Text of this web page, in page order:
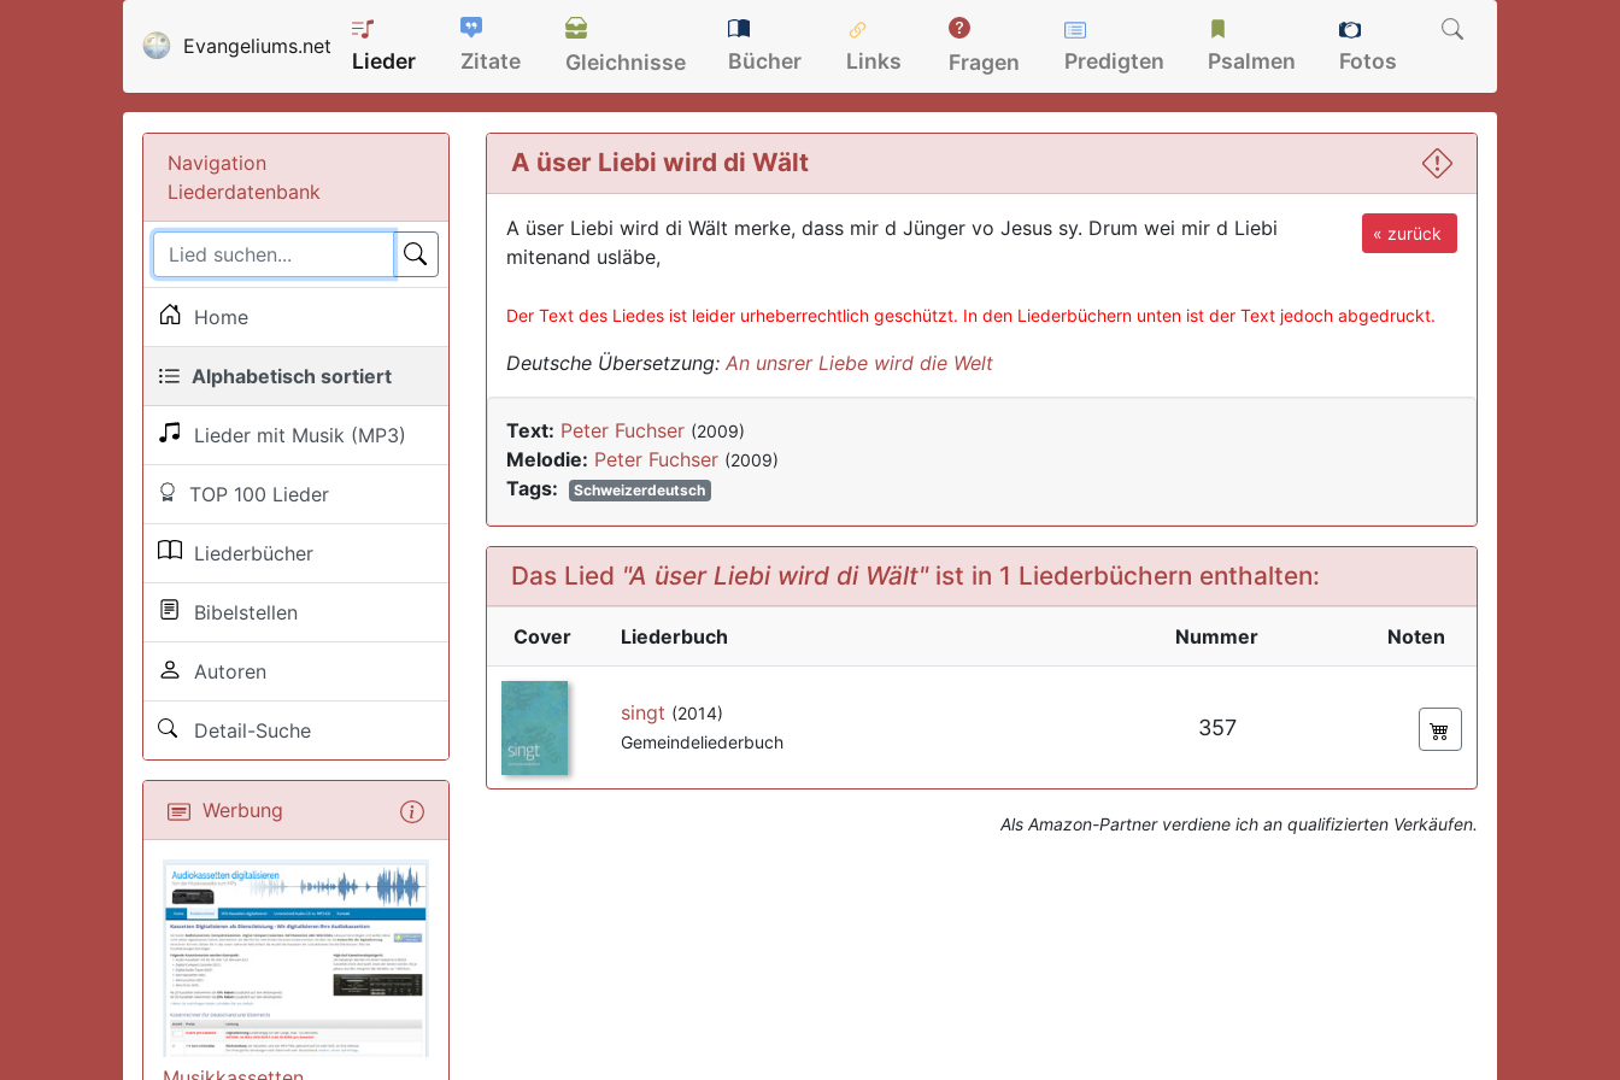
Evangeliums.net
Lieder Zitate Gleichnisse Bücher Links Fragen Predigten Psalmen Fotos
Navigation
Liederdatenbank
Home
Alphabetisch sortiert
Lieder mit Musik (MP3)
TOP 100 Lieder
Liederbücher
Bibelstellen
Autoren
Detail-Suche
Werbung
A üser Liebi wird di Wält
« zurück
A üser Liebi wird di Wält merke, dass mir d Jünger vo Jesus sy. Drum wei mir d Liebi
mitenand usläbe,
Der Text des Liedes ist leider urheberrechtlich geschützt. In den Liederbüchern unten ist der Text jedoch abgedruckt.
Deutsche Übersetzung: An unsrer Liebe wird die Welt
Text: Peter Fuchser (2009)
Melodie: Peter Fuchser (2009)
Tags: Schweizerdeutsch
Das Lied "A üser Liebi wird di Wält"ist in 1 Liederbüchern enthalten:
Cover Liederbuch Nummer Noten
singt (2014)
Gemeindeliederbuch
357
Als Amazon-Partner verdiene ich an qualifizierten Verkäufen.